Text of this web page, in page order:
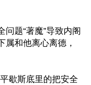
题“著魔”导致内阁
属和他离心离德，
歇斯底里的把安全